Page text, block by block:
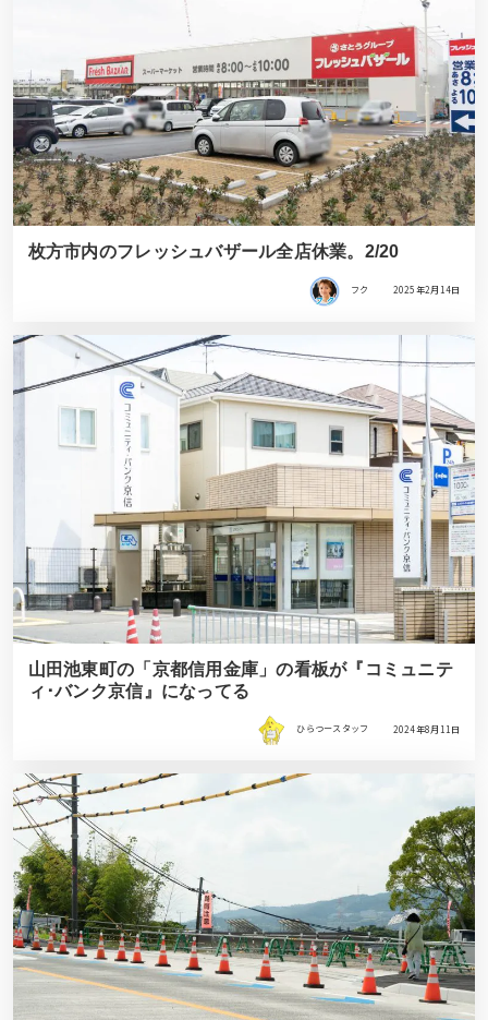
枚方市内のフレッシュバザール全店休業。2/20
フク 2025年2月14日
山田池東町の「京都信用金庫」の看板が『コミュニテ
ィ･バンク京信』になってる
ひらつースタッフ 2024年8月11日